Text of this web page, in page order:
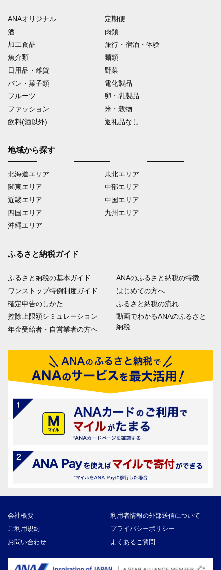
ANAオリジナル
定期便
酒
肉類
加工食品
旅行・宿泊・体験
魚介類
麺類
日用品・雑貨
野菜
パン・菓子類
電化製品
フルーツ
卵・乳製品
ファッション
米・穀物
飲料(酒以外)
返礼品なし
地域から探す
北海道エリア
関東エリア
近畿エリア
四国エリア
沖縄エリア
東北エリア
中部エリア
中国エリア
九州エリア
ふるさと納税ガイド
ふるさと納税の基本ガイド
ワンストップ特例制度ガイド
確定申告のしかた
控除上限額シミュレーション
年金受給者・自営業者の方へ
ANAのふるさと納税の特徴
はじめての方へ
ふるさと納税の流れ
動画でわかるANAのふるさと
納税
会社概要
利用者情報の外部送信について
ご利用規約
プライバシーポリシー
お問い合わせ
よくあるご質問